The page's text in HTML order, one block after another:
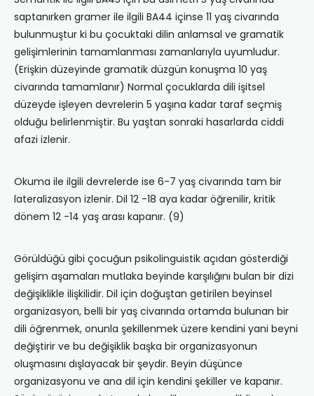
saptanırken gramer ile ilgili BA44 içinse 11 yaş civarında
bulunmuştur ki bu çocuktaki dilin anlamsal ve gramatik
gelişimlerinin tamamlanması zamanlarıyla uyumludur.
(Erişkin düzeyinde gramatik düzgün konuşma 10 yaş
civarında tamamlanır) Normal çocuklarda dili işitsel
düzeyde işleyen devrelerin 5 yaşına kadar taraf seçmiş
olduğu belirlenmiştir. Bu yaştan sonraki hasarlarda ciddi
afazi izlenir.
Okuma ile ilgili devrelerde ise 6-7 yaş civarında tam bir
lateralizasyon izlenir. Dil 12 -18 aya kadar öğrenilir, kritik
dönem 12 -14 yaş arası kapanır. (9)
Görüldüğü gibi çocuğun psikolinguistik açıdan gösterdiği
gelişim aşamaları mutlaka beyinde karşılığını bulan bir dizi
değişiklikle ilişkilidir. Dil için doğuştan getirilen beyinsel
organizasyon, belli bir yaş civarında ortamda bulunan bir
dili öğrenmek, onunla şekillenmek üzere kendini yani beyni
değiştirir ve bu değişiklik başka bir organizasyonun
oluşmasını dışlayacak bir şeydir. Beyin düşünce
organizasyonu ve ana dil için kendini şekiller ve kapanır.